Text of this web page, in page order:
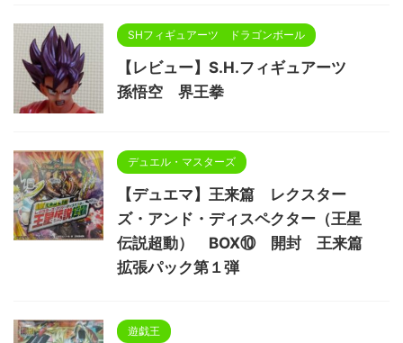
SHフィギュアーツ ドラゴンボール
【レビュー】S.H.フィギュアーツ
孫悟空 界王拳
デュエル・マスターズ
【デュエマ】王来篇 レクスター
ズ・アンド・ディスペクター（王星
伝説超動） BOX⑩ 開封 王来篇
拡張パック第１弾
遊戯王